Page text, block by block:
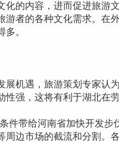
的内容，进而促进旅游
者的各种文化需求。在
。
机遇，旅游策划专家认
强，这将有利于湖北在
带给河南省加快开发步
边市场的截流和分割。